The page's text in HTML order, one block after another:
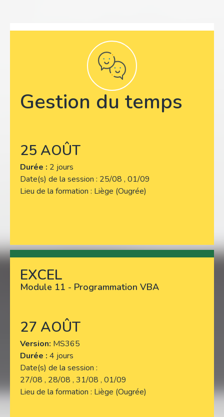
Gestion du temps
25 AOÛT
Durée : 2 jours
Date(s) de la session 25/08 , 01/09
Lieu de la formation Liège (Ougrée)
Lire plus
EXCEL
Module 11 - Programmation VBA
27 AOÛT
Version MS365
Durée : 4 jours
Date(s) de la session
27/08 , 28/08 , 31/08 , 01/09
Lieu de la formation Liège (Ougrée)